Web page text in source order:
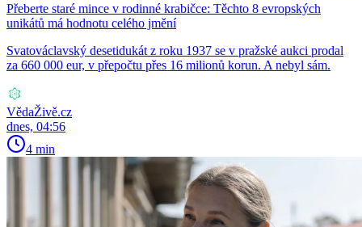
Přeberte staré mince v rodinné krabičce: Těchto 8 evropských
unikátů má hodnotu celého jmění
Svatováclavský desetidukát z roku 1937 se v pražské aukci prodal
za 660 000 eur, v přepočtu přes 16 milionů korun. A nebyl sám.
VědaŽivě.cz
dnes, 04:56
4 min